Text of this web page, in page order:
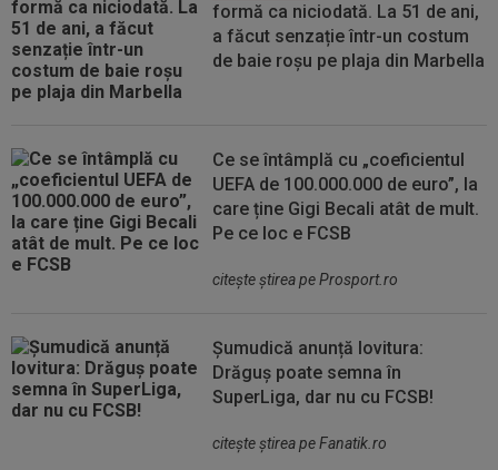
formă ca niciodată. La 51 de ani,
a făcut senzație într-un costum
de baie roșu pe plaja din Marbella
Ce se întâmplă cu „coeficientul
UEFA de 100.000.000 de euro”, la
care ține Gigi Becali atât de mult.
Pe ce loc e FCSB
citeşte ştirea pe Prosport.ro
Șumudică anunță lovitura:
Drăguș poate semna în
SuperLiga, dar nu cu FCSB!
citeşte ştirea pe Fanatik.ro